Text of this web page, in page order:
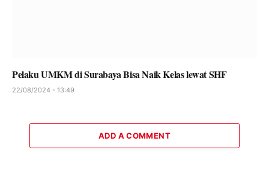
Pelaku UMKM di Surabaya Bisa Naik Kelas lewat SHF
22/08/2024 - 13:49
ADD A COMMENT